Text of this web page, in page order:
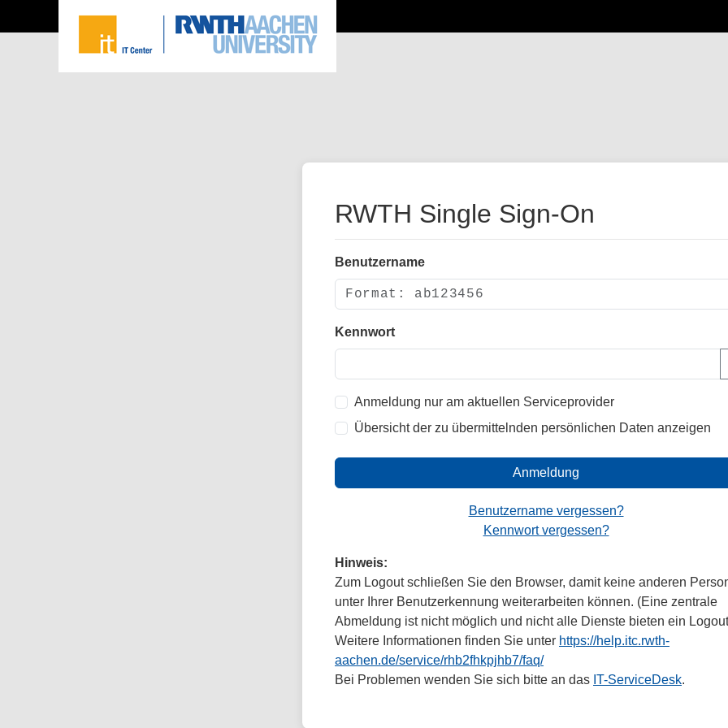
RWTH Single Sign-On
Benutzername
Kennwort
Anmeldung nur am aktuellen Serviceprovider
Übersicht der zu übermittelnden persönlichen Daten anzeigen
Anmeldung
Benutzername vergessen?
Kennwort vergessen?
Hinweis:
Zum Logout schließen Sie den Browser, damit keine anderen
unter Ihrer Benutzerkennung weiterarbeiten können. (Eine zentrale
Abmeldung ist nicht möglich und nicht alle Dienste bieten ein
Weitere Informationen finden Sie unter https://help.itc.rwth-
aachen.de/service/rhb2fhkpjhb7/faq/
Bei Problemen wenden Sie sich bitte an das IT-ServiceDesk.